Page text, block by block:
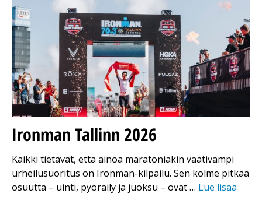
Ironman Tallinn 2026
Kaikki tietävät, että ainoa maratoniakin vaativampi
urheilusuoritus on Ironman-kilpailu. Sen kolme pitkää
osuutta – uinti, pyöräily ja juoksu – ovat … Lue lisää